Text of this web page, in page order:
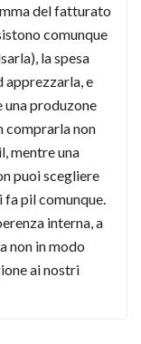
del fatturato
comunque
la spesa
e
una produzone
comprarla non
mentre una
puoi scegliere
fa pil comunque.
interna, a
non in modo
ai nostri